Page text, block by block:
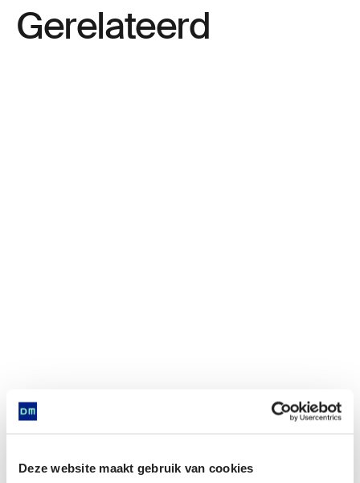
Deze website maakt gebruik van cookies
Gerelateerd